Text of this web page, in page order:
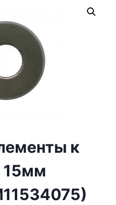
к
15мм